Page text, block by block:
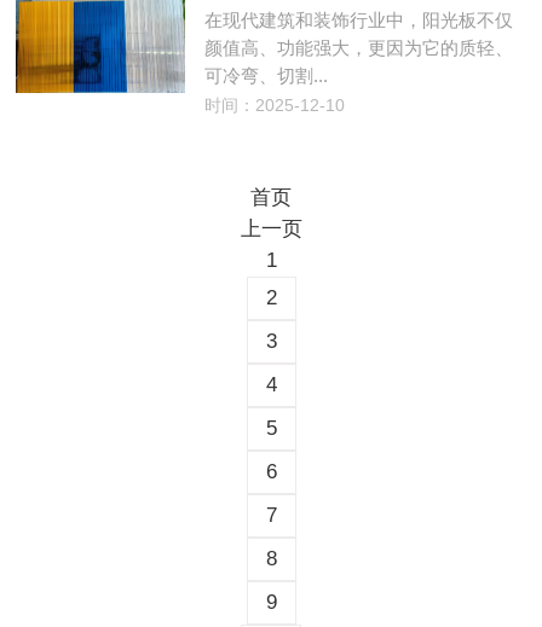
在现代建筑和装饰行业中，阳光板不仅
颜值高、功能强大，更因为它的质轻、
可冷弯、切割...
时间：2025-12-10
首页
上一页
1
2
3
4
5
6
7
8
9